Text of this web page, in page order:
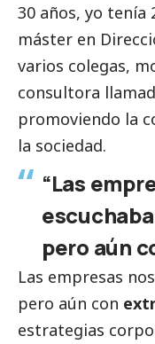
30 años, yo tenía
máster en
varios colegas,
consultora
promoviendo la
la sociedad.
“Las
pero aún
Las empresas
pero aún con
estrategias